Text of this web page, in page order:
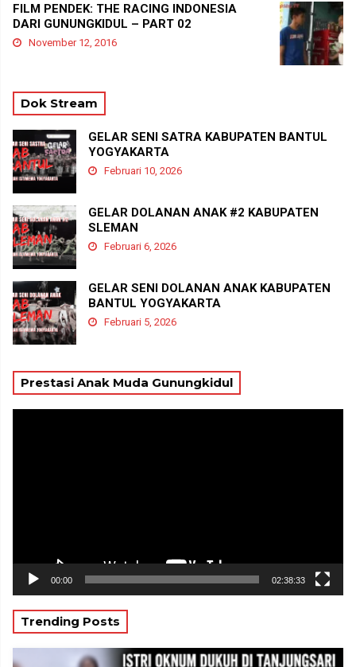
FILM PENDEK: THE RACING INDONESIA
DARI GUNUNGKIDUL – PART 02
November 12, 2016
Dok Stream
GELAR SENI SATRA KABUPATEN BANTUL
YOGYAKARTA
Februari 10, 2026
GELAR DOLANAN ANAK #2 KABUPATEN
SLEMAN
Februari 6, 2026
GELAR SENI DOLANAN ANAK KABUPATEN
BANTUL YOGYAKARTA
Februari 5, 2026
Prestasi Anak Muda Gunungkidul
00:00 02:38:33
Trending Posts